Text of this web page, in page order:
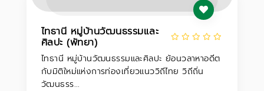
ไทธานี หมู่บ้านวัฒนธรรมและ
ศิลปะ (พัทยา)
ไทธานี หมู่บ้านวัฒนธรรมและศิลปะ ย้อนวลาหาอดีต
กับมิติใหม่แห่งการท่องเที่ยวแนววิถีไทย วิถีถิ่น
วัฒนธรร...